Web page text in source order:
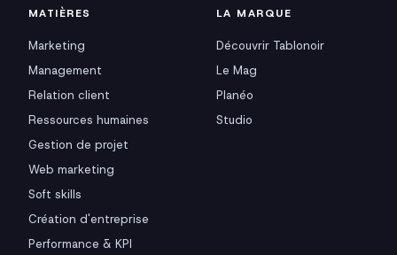
MATIÈRES
Marketing
Management
Relation client
Ressources humaines
Gestion de projet
Web marketing
Soft skills
Création d'entreprise
Performance & KPI
LA MARQUE
Découvrir Tablonoir
Le Mag
Planéo
Studio